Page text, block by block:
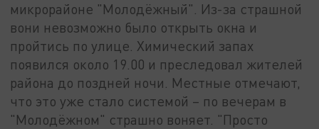
микрорайоне "Молодёжный". Из-за страшной
вони невозможно было открыть окна и
пройтись по улице. Химический запах
появился около 19.00 и преследовал жителей
района до поздней ночи. Местные отмечают,
что это уже стало системой – по вечерам в
"Молодёжном" страшно воняет. "Просто